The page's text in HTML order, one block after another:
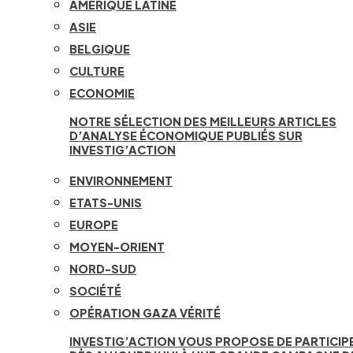
AMÉRIQUE LATINE
ASIE
BELGIQUE
CULTURE
ECONOMIE
NOTRE SÉLECTION DES MEILLEURS ARTICLES
D’ANALYSE ÉCONOMIQUE PUBLIÉS SUR
INVESTIG’ACTION
ENVIRONNEMENT
ETATS-UNIS
EUROPE
MOYEN-ORIENT
NORD-SUD
SOCIÉTÉ
OPÉRATION GAZA VÉRITÉ
INVESTIG’ACTION VOUS PROPOSE DE